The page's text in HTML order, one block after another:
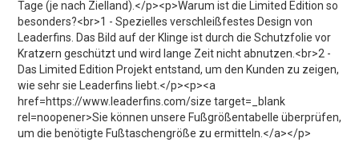
Tage (je nach Zielland).</p><p>Warum ist die Limited Edition so
besonders?<br>1 - Spezielles verschleißfestes Design von
Leaderfins. Das Bild auf der Klinge ist durch die Schutzfolie vor
Kratzern geschützt und wird lange Zeit nicht abnutzen.<br>2 -
Das Limited Edition Projekt entstand, um den Kunden zu zeigen,
wie sehr sie Leaderfins liebt.</p><p><a
href=https://www.leaderfins.com/size target=_blank
rel=noopener>Sie können unsere Fußgrößentabelle überprüfen,
um die benötigte Fußtaschengröße zu ermitteln.</a></p>